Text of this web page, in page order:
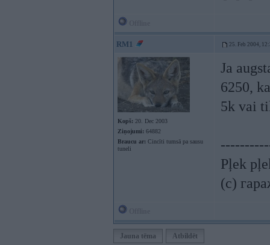
RM1 25. Feb 2004,
Kopš: 20. Dec 2003
Ziņojumi: 64882
Braucu ar: Cincīti tumsā pa sausu
tuneli
Ja
6250,
5k vai
Pļek
(c)
Jauna tēma Atbildēt